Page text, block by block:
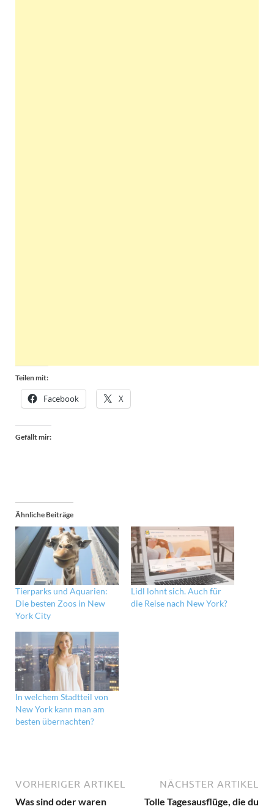
Teilen mit:
Facebook X
Gefällt mir:
Ähnliche Beiträge
Tierparks und Aquarien:
Die besten Zoos in New
York City
Lidl lohnt sich. Auch für
die Reise nach New York?
In welchem Stadtteil von
New York kann man am
besten übernachten?
VORHERIGER ARTIKEL
Was sind oder waren
NÄCHSTER ARTIKEL
Tolle Tagesausflüge, die du